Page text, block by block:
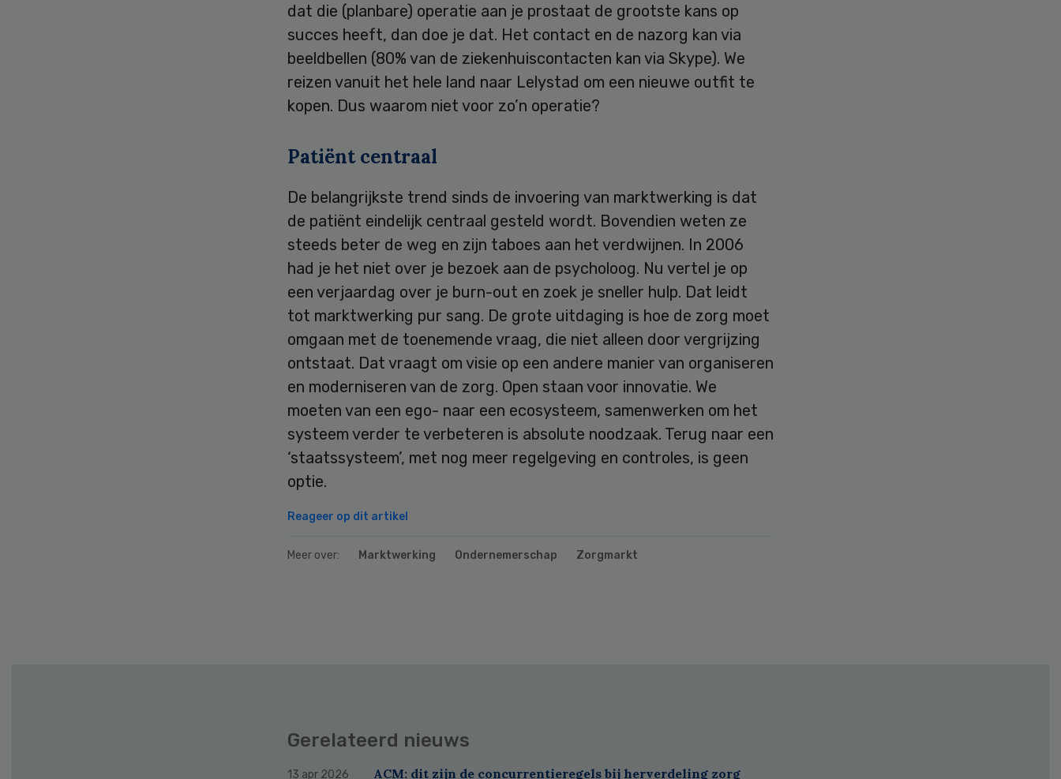
dat die (planbare) operatie aan je prostaat de grootste kans op
succes heeft, dan doe je dat. Het contact en de nazorg kan via
beeldbellen (80% van de ziekenhuiscontacten kan via Skype). We
reizen vanuit het hele land naar Lelystad om een nieuwe outfit te
kopen. Dus waarom niet voor zo’n operatie?
Patiënt centraal
De belangrijkste trend sinds de invoering van marktwerking is dat
de patiënt eindelijk centraal gesteld wordt. Bovendien weten ze
steeds beter de weg en zijn taboes aan het verdwijnen. In 2006
had je het niet over je bezoek aan de psycholoog. Nu vertel je op
een verjaardag over je burn-out en zoek je sneller hulp. Dat leidt
tot marktwerking pur sang. De grote uitdaging is hoe de zorg moet
omgaan met de toenemende vraag, die niet alleen door vergrijzing
ontstaat. Dat vraagt om visie op een andere manier van organiseren
en moderniseren van de zorg. Open staan voor innovatie. We
moeten van een ego- naar een ecosysteem, samenwerken om het
systeem verder te verbeteren is absolute noodzaak. Terug naar een
‘staatssysteem’, met nog meer regelgeving en controles, is geen
optie.
Reageer op dit artikel
Meer over: Marktwerking Ondernemerschap Zorgmarkt
Gerelateerd nieuws
13 apr 2026 ACM: dit zijn de concurrentieregels bij herverdeling zorg